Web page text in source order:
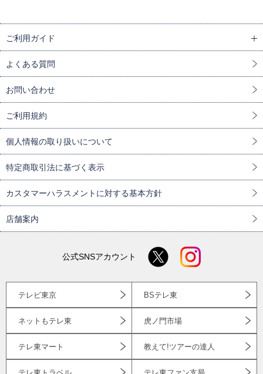
ご利用ガイド
よくある質問
お問い合わせ
ご利用規約
個人情報の取り扱いについて
特定商取引法に基づく表示
カスタマーハラスメントに対する基本方針
店舗案内
公式SNSアカウント
テレビ東京 BSテレ東
ネットもテレ東 虎ノ門市場
テレ東マート 教えて!ツアーの達人